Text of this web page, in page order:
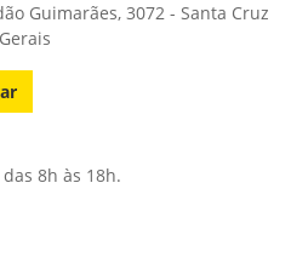
Guimarães, 3072 - Santa Cruz
8h às 18h.